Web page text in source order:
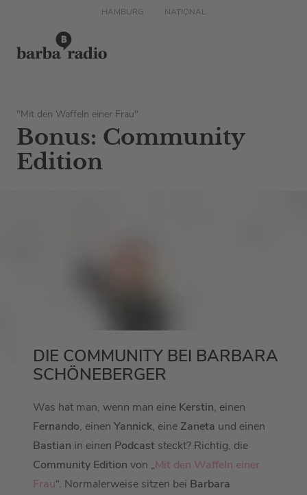
HAMBURG NATIONAL
"Mit den Waffeln einer Frau"
Bonus: Community
Edition
DIE COMMUNITY BEI BARBARA
SCHÖNEBERGER
Was hat man, wenn man eine Kerstin, einen
Fernando, einen Yannick, eine Zaneta und einen
Bastian in einen Podcast steckt? Richtig, die
Community Edition von „Mit den Waffeln einer
Frau“. Normalerweise sitzen bei Barbara